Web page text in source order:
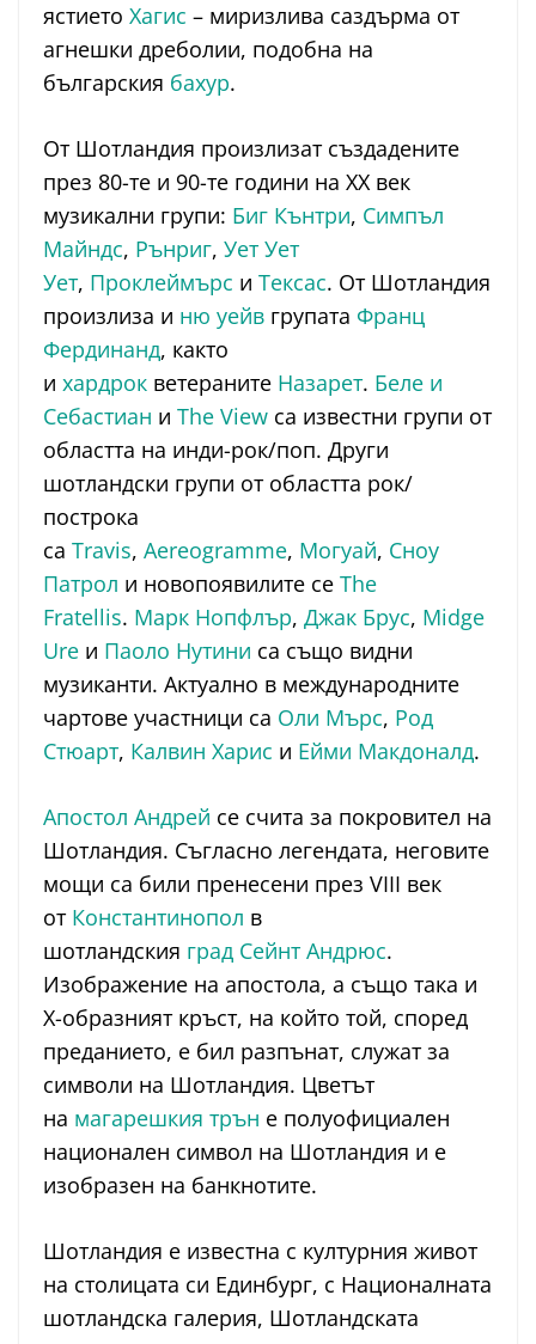
ястието Хагис – миризлива саздърма от
агнешки дреболии, подобна на
българския бахур.
От Шотландия произлизат създадените
през 80-те и 90-те години на XX век
музикални групи: Биг Кънтри, Симпъл
Майндс, Рънриг, Ует Ует
Ует, Проклеймърс и Тексас. От Шотландия
произлиза и ню уейв групата Франц
Фердинанд, както
и хардрок ветераните Назарет. Беле и
Себастиан и The View са известни групи от
областта на инди-рок/поп. Други
шотландски групи от областта рок/
построка
са Travis, Aereogramme, Могуай, Сноу
Патрол и новопоявилите се The
Fratellis. Марк Нопфлър, Джак Брус, Midge
Ure и Паоло Нутини са също видни
музиканти. Актуално в международните
чартове участници са Оли Мърс, Род
Стюарт, Калвин Харис и Ейми Макдоналд.
Апостол Андрей се счита за покровител на
Шотландия. Съгласно легендата, неговите
мощи са били пренесени през VIII век
от Константинопол в
шотландския град Сейнт Андрюс.
Изображение на апостола, а също така и
X-образният кръст, на който той, според
преданието, е бил разпънат, служат за
символи на Шотландия. Цветът
на магарешкия трън е полуофициален
национален символ на Шотландия и е
изобразен на банкнотите.
Шотландия е известна с културния живот
на столицата си Единбург, с Националната
шотландска галерия, Шотландската